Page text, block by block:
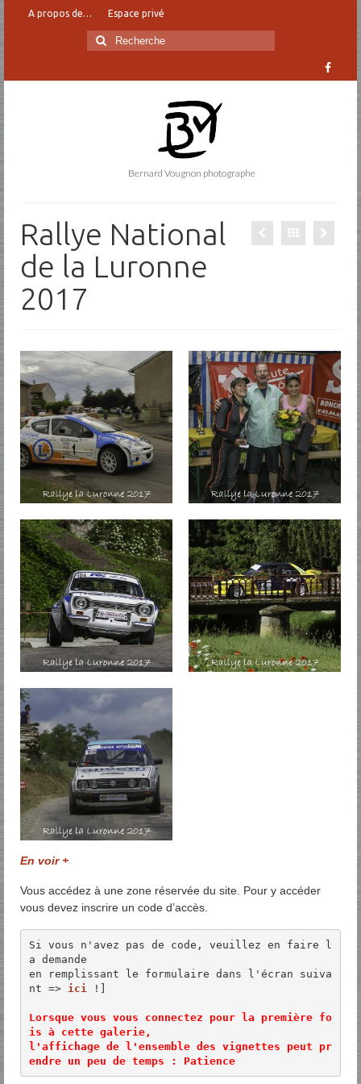
A propos de… Espace privé
Rechercher
:
Bernard Vougnon photographe
Rallye National
de la Luronne
2017
En voir +
Vous accédez à une zone réservée du site. Pour y accéder
vous devez inscrire un code d’accès.
Si vous n'avez pas de code, veuillez en faire l
a demande
en remplissant le formulaire dans l'écran suiva
nt => ici !]
Lorsque vous vous connectez pour la première fo
is à cette galerie,
l'affichage de l'ensemble des vignettes peut pr
endre un peu de temps : Patience